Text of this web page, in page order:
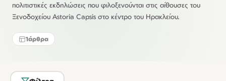
πολιτιστικές εκδηλώσεις που φιλοξενούνται στις αίθουσες του
Ξενοδοχείου Astoria Capsis στο κέντρο του Ηρακλείου.
1άρθρα